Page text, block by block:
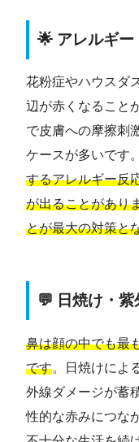
🌟 アレルギー
花粉症やハウスダ
辺が赤くなること
で皮膚への摩擦刺
ケースが多いです
するアレルギー反
が出ることがあり
とが最大の対策と
💬 日焼け・
鼻は顔の中でも最
です。日焼けによ
外線ダメージが蓄
性的な赤みにつな